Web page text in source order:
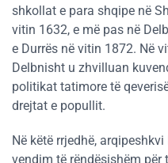
shkollat e para shqipe në
vitin 1632, e më pas në
e Durrës në vitin 1872. Në
Delbnisht u zhvilluan
politikat tatimore të
drejtat e popullit.
Në këtë rrjedhë,
vendim të rëndësishëm për